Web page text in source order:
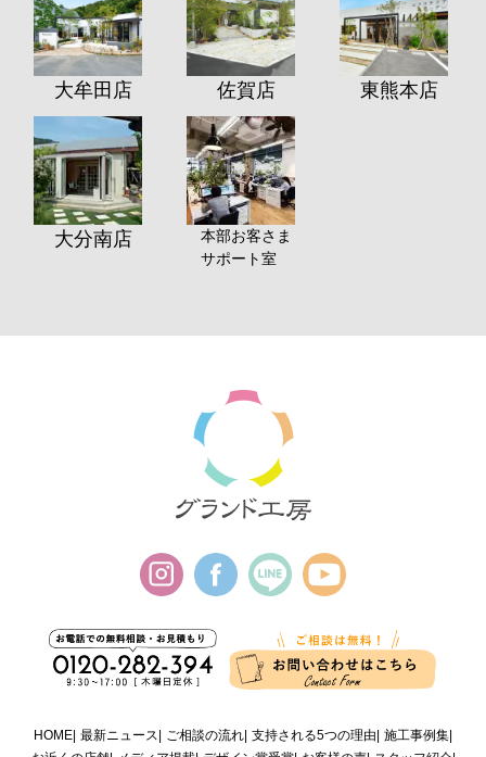
大牟田店 佐賀店 東熊本店
大分南店
本部お客さま
サポート室
HOME 最新ニュース ご相談の流れ 支持される5つの理由 施工事例集